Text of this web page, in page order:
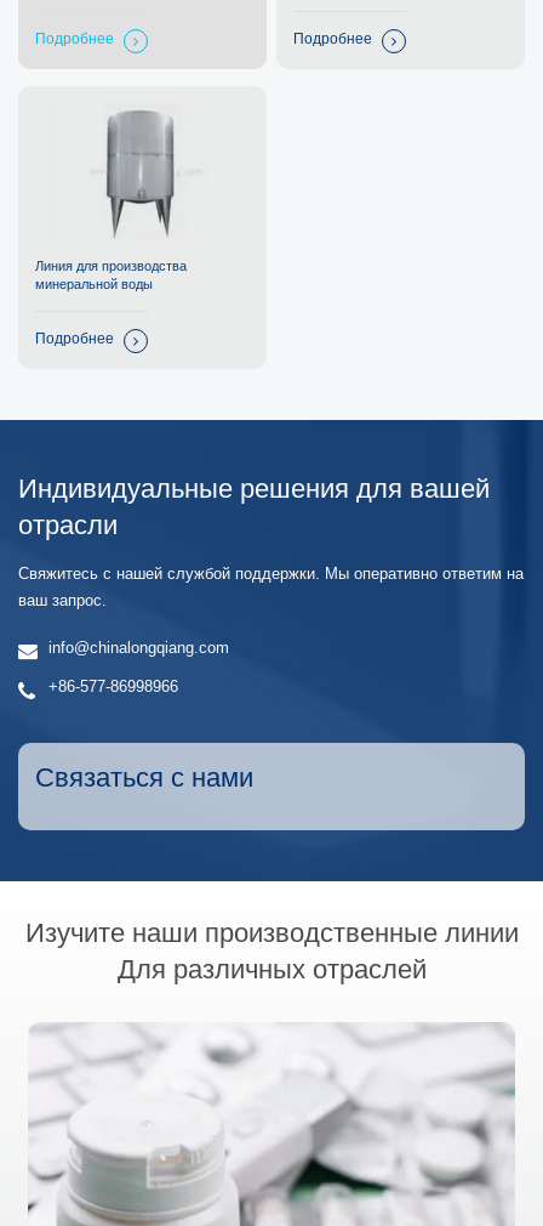
Подробнее Подробнее
Линия для производства
минеральной воды
Подробнее
Индивидуальные решения для вашей
отрасли
Свяжитесь с нашей службой поддержки. Мы оперативно ответим на
ваш запрос.
info@chinalongqiang.com
+86-577-86998966
Связаться с нами
Изучите наши производственные линии
Для различных отраслей